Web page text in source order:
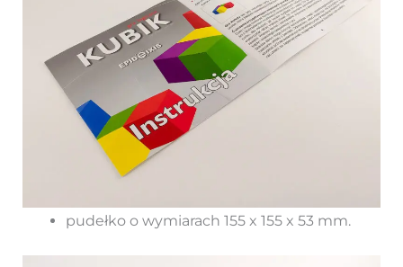
pudełko o wymiarach 155 x 155 x 53 mm.